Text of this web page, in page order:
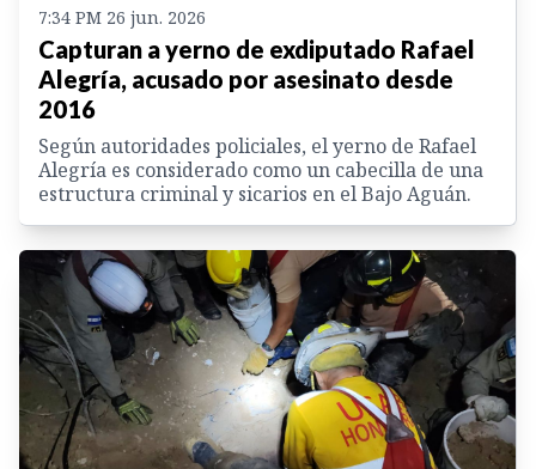
7:34 PM 26 jun. 2026
Capturan a yerno de exdiputado Rafael
Alegría, acusado por asesinato desde
2016
Según autoridades policiales, el yerno de Rafael
Alegría es considerado como un cabecilla de una
estructura criminal y sicarios en el Bajo Aguán.